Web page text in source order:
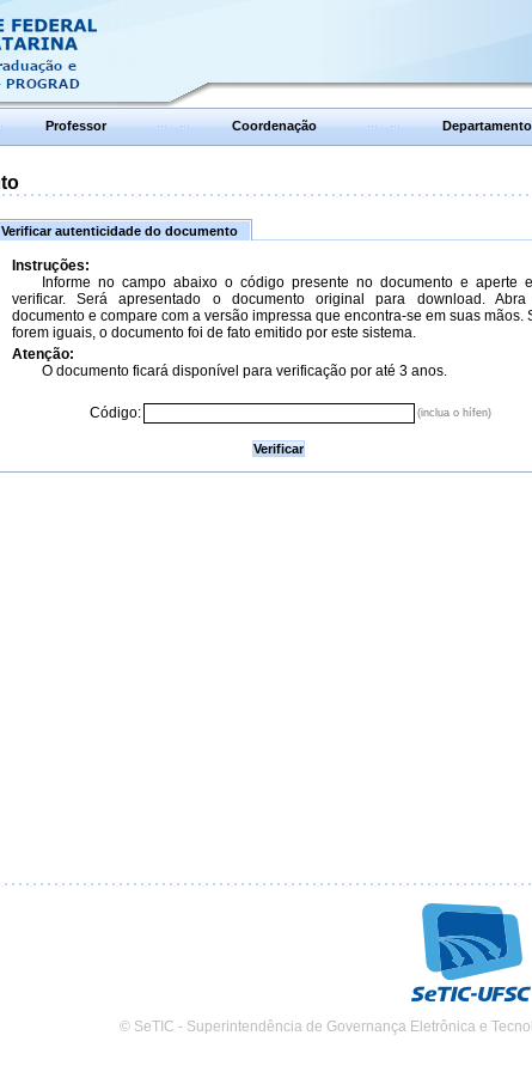
Professor Coordenação Departamento
Verificar autenticidade do documento
Instruções:
Informe no campo abaixo o código presente no documento e aperte
verificar. Será apresentado o documento original para download.
documento e compare com a versão impressa que encontra-se em suas mãos.
forem iguais, o documento foi de fato emitido por este sistema.
Atenção:
O documento ficará disponível para verificação por até 3 anos.
Código: (inclua o hífen)
© SeTIC - Superintendência de Governança Eletrônica e